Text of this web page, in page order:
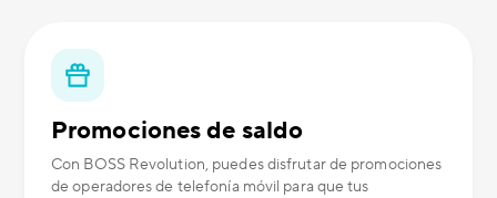
Promociones de saldo
Con BOSS Revolution, puedes disfrutar de promociones
de operadores de telefonía móvil para que tus